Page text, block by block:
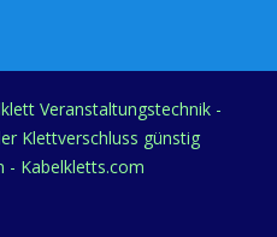
Veranstaltungstechnik -
Klettverschluss günstig
- Kabelkletts.com